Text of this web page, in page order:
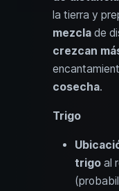
la tierra y
mezcla de
crezcan
cosecha.
Trigo
trigo al